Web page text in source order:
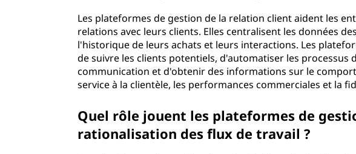
Les plateformes de gestion de la relation client aident les
relations avec leurs clients. Elles centralisent les données
l'historique de leurs achats et leurs interactions. Les
de suivre les clients potentiels, d'automatiser les processus
communication et d'obtenir des informations sur le
service à la clientèle, les performances commerciales et la
Quel rôle jouent les plateformes de
rationalisation des flux de travail ?